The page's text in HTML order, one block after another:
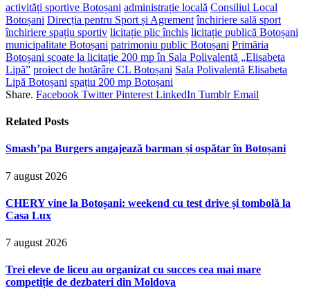
activități sportive Botoșani administrație locală Consiliul Local
Botoșani Direcția pentru Sport și Agrement închiriere sală sport
închiriere spațiu sportiv licitație plic închis licitație publică Botoșani
municipalitate Botoșani patrimoniu public Botoșani Primăria
Botoșani scoate la licitație 200 mp în Sala Polivalentă „Elisabeta
Lipă” proiect de hotărâre CL Botoșani Sala Polivalentă Elisabeta
Lipă Botoșani spațiu 200 mp Botoșani
Share. Facebook Twitter Pinterest LinkedIn Tumblr Email
Related Posts
Smash’pa Burgers angajează barman și ospătar în Botoșani
7 august 2026
CHERY vine la Botoșani: weekend cu test drive și tombolă la
Casa Lux
7 august 2026
Trei eleve de liceu au organizat cu succes cea mai mare
competiție de dezbateri din Moldova